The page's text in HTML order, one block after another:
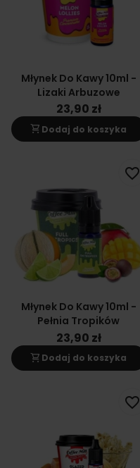
Młynek Do Kawy 10ml -
Lizaki Arbuzowe
23,90 zł
shopping_cart Dodaj do koszyka
Młynek Do Kawy 10ml -
Pełnia Tropików
23,90 zł
shopping_cart Dodaj do koszyka
favorite_border
favorite_border